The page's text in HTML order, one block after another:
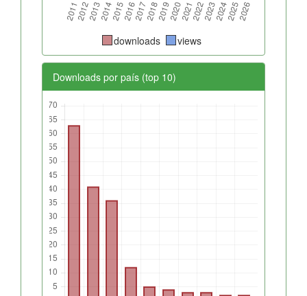
downloads views
Downloads por país (top 10)